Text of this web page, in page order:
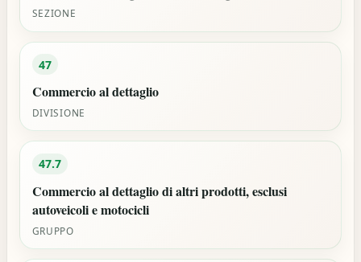
SEZIONE
47
Commercio al dettaglio
DIVISIONE
47.7
Commercio al dettaglio di altri prodotti, esclusi
autoveicoli e motocicli
GRUPPO